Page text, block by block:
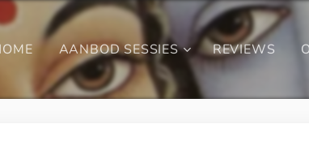
AANBOD SESSIES REVIEWS